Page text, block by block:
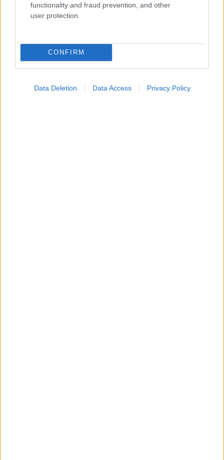
functionality and fraud prevention, and other
user protection.
CONFIRM
Data Deletion Data Access Privacy Policy